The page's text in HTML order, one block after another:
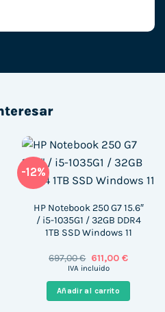
-12%
HP Notebook 250 G7 15.6″
/ i5-1035G1 / 32GB DDR4
1TB SSD Windows 11
697,00€ El
precio
era:
697,00 €.
611,00 €El
es:
IVA incluido
Añadir al carrito